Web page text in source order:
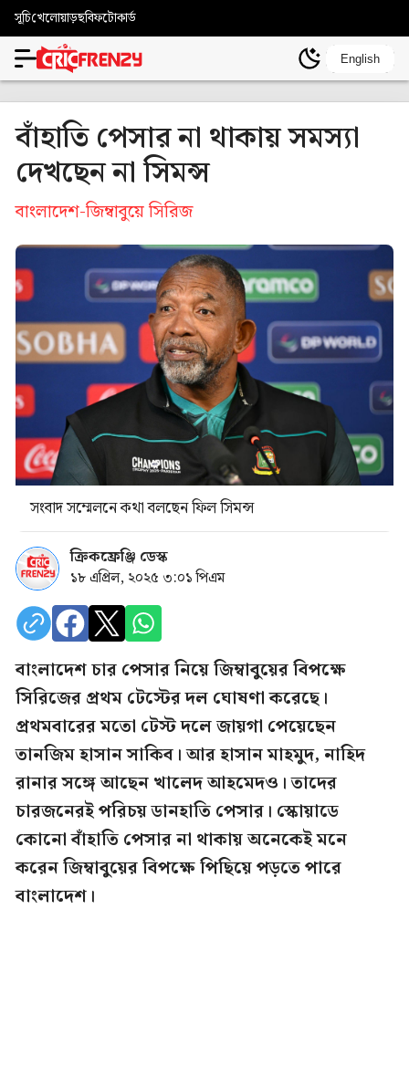
সূচিখেলোয়াড়ছবিফটোকার্ড
English
বাঁহাতি পেসার না থাকায় সমস্যা
দেখছেন না সিমন্স
বাংলাদেশ-জিম্বাবুয়ে সিরিজ
সংবাদ সম্মেলনে কথা বলছেন ফিল সিমন্স
ক্রিকফ্রেঞ্জি ডেস্ক
১৮ এপ্রিল, ২০২৫ ৩:০১ পিএম
বাংলাদেশ চার পেসার নিয়ে জিম্বাবুয়ের বিপক্ষে
সিরিজের প্রথম টেস্টের দল ঘোষণা করেছে।
প্রথমবারের মতো টেস্ট দলে জায়গা পেয়েছেন
তানজিম হাসান সাকিব। আর হাসান মাহমুদ, নাহিদ
রানার সঙ্গে আছেন খালেদ আহমেদও। তাদের
চারজনেরই পরিচয় ডানহাতি পেসার। স্কোয়াডে
কোনো বাঁহাতি পেসার না থাকায় অনেকেই মনে
করেন জিম্বাবুয়ের বিপক্ষে পিছিয়ে পড়তে পারে
বাংলাদেশ।